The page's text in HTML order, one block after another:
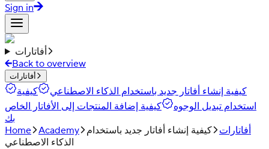
Sign in
أفاتارات
Back to overview
أفاتارات
كيفية إنشاء أفاتار جديد باستخدام الذكاء الاصطناعي
كيفية
استخدام تبديل الوجوه
كيفية إضافة المنتجات إلى الأفاتار الخاص
بك
Home Academy أفاتارات
كيفية إنشاء أفاتار جديد باستخدام
الذكاء الاصطناعي